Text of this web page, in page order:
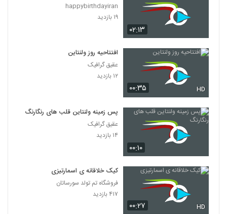
۰۲:۱۳
happybirthdayiran
۱۹ بازدید
۰۰:۳۵ HD
افتتاحیه روز ولنتاین
عقیق گرافیک
۱۲ بازدید
۰۰:۱۰
پس زمینه ولنتاین قلب های رنگارنگ
عقیق گرافیک
۱۴ بازدید
۰۰:۲۷ HD
کیک خلاقانه ی اسمارتیزی
فروشگاه تم تولد سورساتان
۴۱۷ بازدید